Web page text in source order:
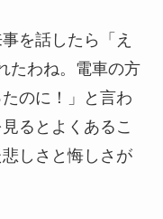
を話したら「え
たわね。電車の方
のに！」と言わ
るとよくあるこ
しさと悔しさが